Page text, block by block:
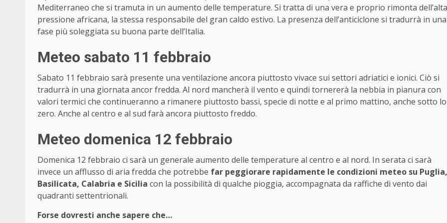
Mediterraneo che si tramuta in un aumento delle temperature. Si tratta di una vera e proprio rimonta dell’alta
pressione africana, la stessa responsabile del gran caldo estivo. La presenza dell’anticiclone si tradurrà in una
fase più soleggiata su buona parte dell’Italia.
Meteo sabato 11 febbraio
Sabato 11 febbraio sarà presente una ventilazione ancora piuttosto vivace sui settori adriatici e ionici. Ciò si
tradurrà in una giornata ancor fredda. Al nord mancherà il vento e quindi tornererà la nebbia in pianura con
valori termici che continueranno a rimanere piuttosto bassi, specie di notte e al primo mattino, anche sotto lo
zero. Anche al centro e al sud farà ancora piuttosto freddo.
Meteo domenica 12 febbraio
Domenica 12 febbraio ci sarà un generale aumento delle temperature al centro e al nord. In serata ci sarà
invece un afflusso di aria fredda che potrebbe far peggiorare rapidamente le condizioni meteo su Puglia,
Basilicata, Calabria e Sicilia con la possibilità di qualche pioggia, accompagnata da raffiche di vento dai
quadranti settentrionali.
Forse dovresti anche sapere che…